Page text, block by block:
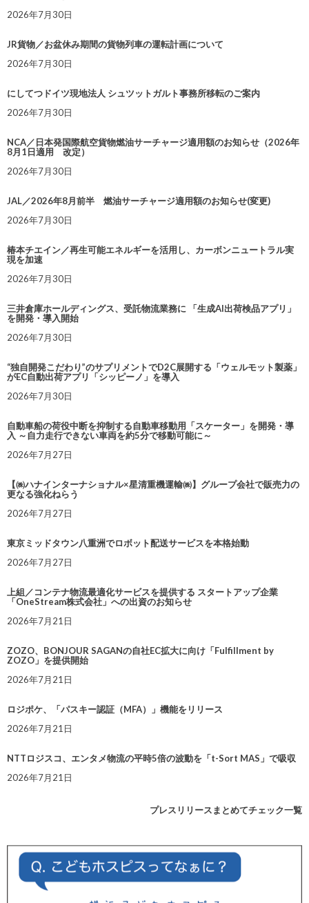
2026年7月30日
JR貨物／お盆休み期間の貨物列車の運転計画について
2026年7月30日
にしてつドイツ現地法人 シュツットガルト事務所移転のご案内
2026年7月30日
NCA／日本発国際航空貨物燃油サーチャージ適用額のお知らせ（2026年
8月1日適用 改定）
2026年7月30日
JAL／2026年8月前半 燃油サーチャージ適用額のお知らせ(変更)
2026年7月30日
椿本チエイン／再生可能エネルギーを活用し、カーボンニュートラル実
現を加速
2026年7月30日
三井倉庫ホールディングス、受託物流業務に 「生成AI出荷検品アプリ」
を開発・導入開始
2026年7月30日
“独自開発こだわり”のサプリメントでD2C展開する「ウェルモット製薬」
がEC自動出荷アプリ「シッピーノ」を導入
2026年7月30日
自動車船の荷役中断を抑制する自動車移動用「スケーター」を開発・導
入 ～自力走行できない車両を約5分で移動可能に～
2026年7月27日
【㈱ハナインターナショナル×星清重機運輸㈱】グループ会社で販売力の
更なる強化ねらう
2026年7月27日
東京ミッドタウン八重洲でロボット配送サービスを本格始動
2026年7月27日
上組／コンテナ物流最適化サービスを提供する スタートアップ企業
「OneStream株式会社」への出資のお知らせ
2026年7月21日
ZOZO、BONJOUR SAGANの自社EC拡大に向け「Fulfillment by
ZOZO」を提供開始
2026年7月21日
ロジポケ、「パスキー認証（MFA）」機能をリリース
2026年7月21日
NTTロジスコ、エンタメ物流の平時5倍の波動を「t-Sort MAS」で吸収
2026年7月21日
プレスリリースまとめてチェック一覧